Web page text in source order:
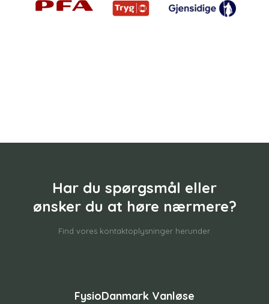
Har du spørgsmål eller
​ønsker du at høre nærmere?
Find vores kontaktoplysninger herunder.
FysioDanmark Vanløse